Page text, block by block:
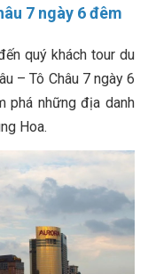
7 ngày 6 đêm
quý khách tour du
– Tô Châu 7 ngày 6
phá những địa danh
Hoa.